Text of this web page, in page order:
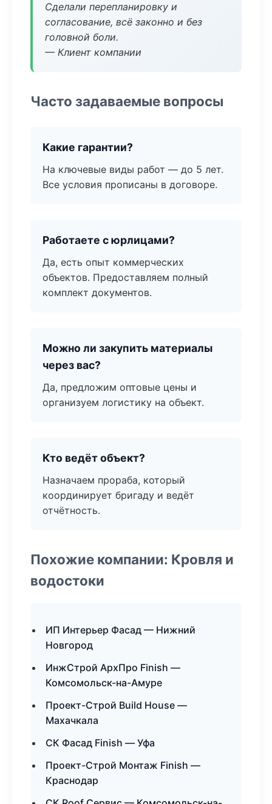
Сделали перепланировку и
согласование, всё законно и без
головной боли.
— Клиент компании
Часто задаваемые вопросы
Какие гарантии?
На ключевые виды работ — до 5 лет.
Все условия прописаны в договоре.
Работаете с юрлицами?
Да, есть опыт коммерческих
объектов. Предоставляем полный
комплект документов.
Можно ли закупить материалы
через вас?
Да, предложим оптовые цены и
организуем логистику на объект.
Кто ведёт объект?
Назначаем прораба, который
координирует бригаду и ведёт
отчётность.
Похожие компании: Кровля и
водостоки
ИП Интерьер Фасад — Нижний
Новгород
ИнжСтрой АрхПро Finish —
Комсомольск-на-Амуре
Проект-Строй Build House —
Махачкала
СК Фасад Finish — Уфа
Проект-Строй Монтаж Finish —
Краснодар